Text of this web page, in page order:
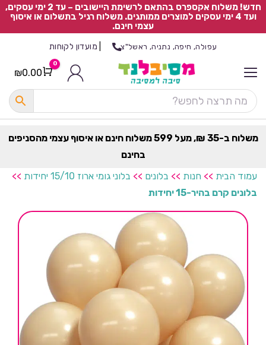
חדש! משלוח אקספרס בהתאם לרשימת היישובים – עד 2 ימי עסקים,
ועד 4 ימי עסקים למוצרים ממותגים. משלוח רגיל בתשלום או איסוף
עצמי חינם.
עפולה, חיפה, נתניה, ראשל"צ מועדון לקוחות
Cart
0
₪0.00
משלוח ב-35 ₪, מעל 599 משלוח חינם או איסוף עצמי מהסניפים
בחינם
עמוד הבית >> חנות >> בלונים >> בלוני גומי ארוז 15/10 יחידות
>>
בלונים קרם בהיר-15 יחידות